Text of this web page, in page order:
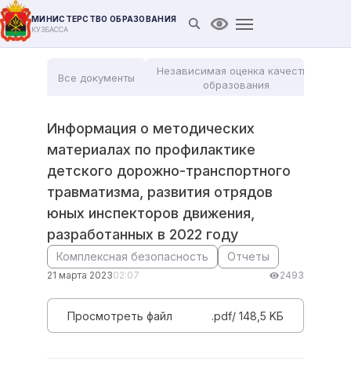
МИНИСТЕРСТВО ОБРАЗОВАНИЯ
КУЗБАССА Открыть поиск
Версия для
Все документы
Независимая оценка качества
образования
Информация о методических
материалах по профилактике
детского дорожно-транспортного
травматизма, развития отрядов
юных инспекторов движения,
разработанных в 2022 году
Комплексная безопасность Отчеты
21 марта 202302:07 2493
Просмотреть файл .pdf/ 148,5 KБ